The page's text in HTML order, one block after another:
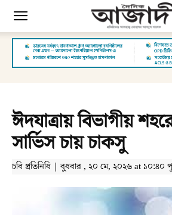
ঈদযাত্রায় বিভাগীয়
সার্ভিস চায় চাকসু
চবি প্রতিনিধি | বুধবার , ২০ মে, ২০২৬ at ১০:৪০